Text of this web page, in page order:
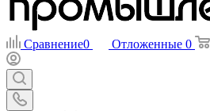
Сравнение0 Отложенные 0